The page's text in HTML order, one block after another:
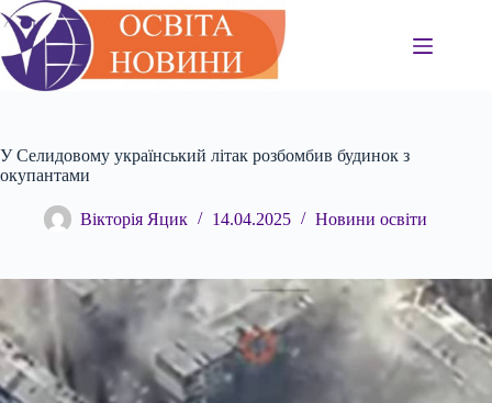
Перейти
до
вмісту
У Селидовому український літак розбомбив будинок з
окупантами
Вікторія Яцик 14.04.2025 Новини освіти